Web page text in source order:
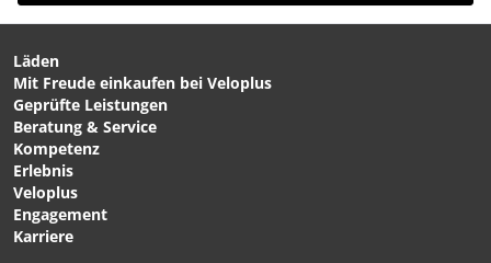
Läden
Mit Freude einkaufen bei Veloplus
Geprüfte Leistungen
Beratung & Service
Kompetenz
Erlebnis
Veloplus
Engagement
Karriere